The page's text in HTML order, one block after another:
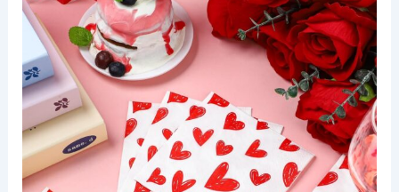
rojos
dibujados
(pack
10)
cantidad